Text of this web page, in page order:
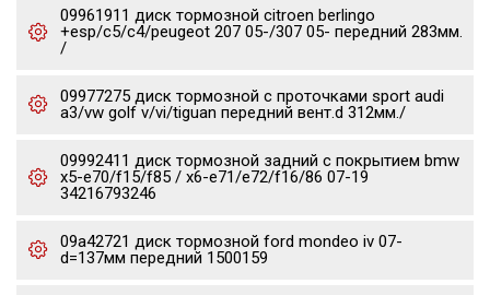
09961911 диск тормозной citroen berlingo
+esp/c5/c4/peugeot 207 05-/307 05- передний 283мм.
/
09977275 диск тормозной c проточками sport audi
a3/vw golf v/vi/tiguan передний вент.d 312мм./
09992411 диск тормозной задний с покрытием bmw
x5-e70/f15/f85 / x6-e71/e72/f16/86 07-19
34216793246
09a42721 диск тормозной ford mondeo iv 07-
d=137мм передний 1500159